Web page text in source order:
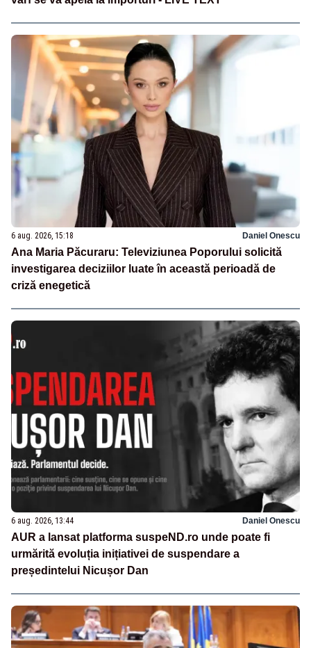
6 aug. 2026, 15:18 Daniel Onescu
Ana Maria Păcuraru: Televiziunea Poporului solicită
investigarea deciziilor luate în această perioadă de
criză enegetică
6 aug. 2026, 13:44 Daniel Onescu
AUR a lansat platforma suspeND.ro unde poate fi
urmărită evoluția inițiativei de suspendare a
președintelui Nicușor Dan